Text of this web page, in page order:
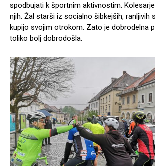
spodbujati k športnim aktivnostim.
njih. Žal starši iz socialno šibkejših, ranljivih
kupijo svojim otrokom. Zato je dobrodelna
toliko bolj dobrodošla.